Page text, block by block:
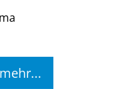
mehr...